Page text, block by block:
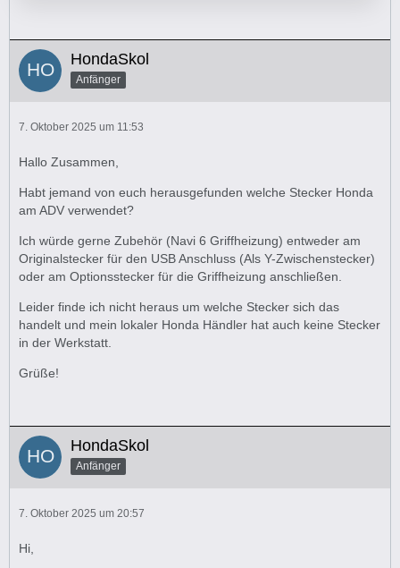
HondaSkol
Anfänger
7. Oktober 2025 um 11:53
Hallo Zusammen,
Habt jemand von euch herausgefunden welche Stecker Honda
am ADV verwendet?
Ich würde gerne Zubehör (Navi 6 Griffheizung) entweder am
Originalstecker für den USB Anschluss (Als Y-Zwischenstecker)
oder am Optionsstecker für die Griffheizung anschließen.
Leider finde ich nicht heraus um welche Stecker sich das
handelt und mein lokaler Honda Händler hat auch keine Stecker
in der Werkstatt.
Grüße!
HondaSkol
Anfänger
7. Oktober 2025 um 20:57
Hi,